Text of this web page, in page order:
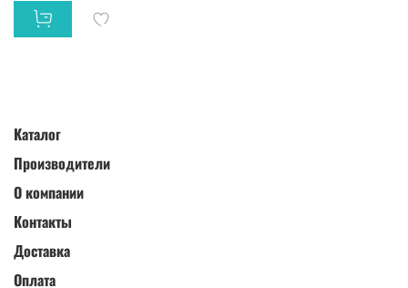
Каталог
Производители
О компании
Контакты
Доставка
Оплата